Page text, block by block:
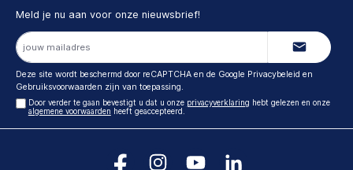
Meld je nu aan voor onze nieuwsbrief!
E-
mailadres
Deze site wordt beschermd door reCAPTCHA en de Google Privacybeleid en
Gebruiksvoorwaarden zijn van toepassing.
Door verder te gaan bevestigt u dat u onze privacyverklaring hebt gelezen en onze
algemene voorwaarden heeft geaccepteerd.